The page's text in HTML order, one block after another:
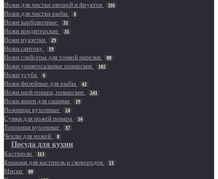
Ножи для чистки овощей и фруктов 116
Ножи для чистки рыбы 4
Ножи карбовочные 31
Ножи кондитерские 31
Ножи нуазетки 29
Ножи сантоку 19
Ножи слайсеры для тонкой нарезки 88
Ножи универсальные поварские 102
Ножи усуба 6
Ножи филейные для рыбы 42
Ножи шеф повара, поварские 241
Ножи янаги для сашими 19
Ножницы кухонные 24
Сумки для ножей повара 16
Топорики кухонные 37
Чехлы для ножей 8
Посуда для кухни
Кастрюли 113
Крышки для кастрюль и сковородок 21
Миски 80